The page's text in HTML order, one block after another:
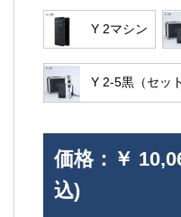
Y 2マシン
Y 2-5黒（セット
価格： ￥
込)